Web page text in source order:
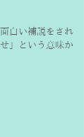
白い補説をされ
」という意味か